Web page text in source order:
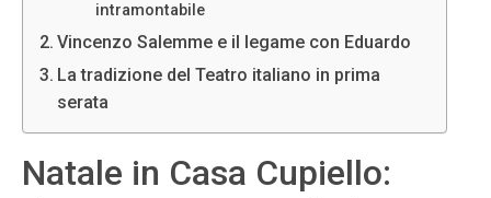
intramontabile
Vincenzo Salemme e il legame con Eduardo
La tradizione del Teatro italiano in prima
serata
Natale in Casa Cupiello: